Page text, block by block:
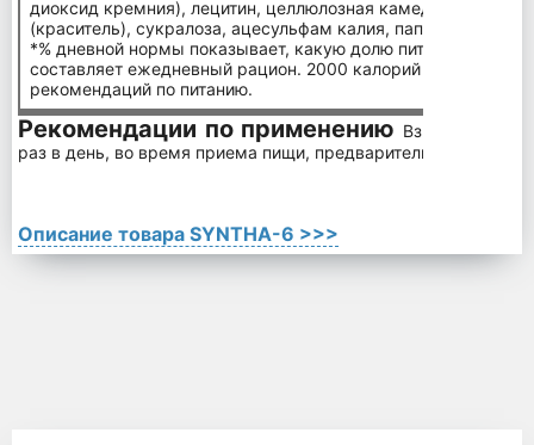
диоксид кремния), лецитин, целлюлозная камедь, порошок
(краситель), сукралоза, ацесульфам калия, папаин,
*% дневной нормы показывает, какую долю питательного
составляет ежедневный рацион. 2000 калорий в день
рекомендаций по питанию.
Рекомендации по применению Взрослым, по
раз в день, во время приема пищи, предварительно
Описание товара SYNTHA-6 >>>